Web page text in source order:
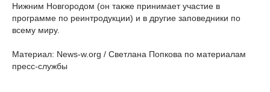
Нижним Новгородом (он также принимает участие в
программе по реинтродукции) и в другие заповедники по
всему миру.
Материал: News-w.org / Светлана Попкова по материалам
пресс-службы